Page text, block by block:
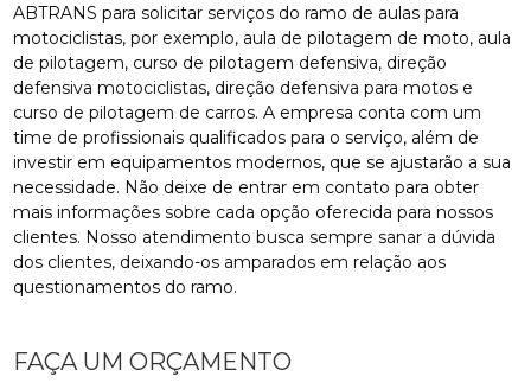
ABTRANS para solicitar serviços do ramo de aulas para
motociclistas, por exemplo, aula de pilotagem de moto, aula
de pilotagem, curso de pilotagem defensiva, direção
defensiva motociclistas, direção defensiva para motos e
curso de pilotagem de carros. A empresa conta com um
time de profissionais qualificados para o serviço, além de
investir em equipamentos modernos, que se ajustarão a sua
necessidade. Não deixe de entrar em contato para obter
mais informações sobre cada opção oferecida para nossos
clientes. Nosso atendimento busca sempre sanar a dúvida
dos clientes, deixando-os amparados em relação aos
questionamentos do ramo.
FAÇA UM ORÇAMENTO